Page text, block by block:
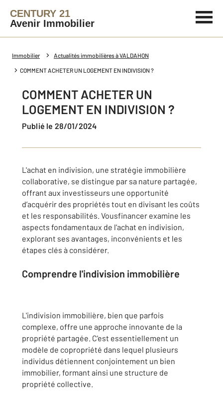
CENTURY 21
Avenir Immobilier
Immobilier Actualités immobilières à VALDAHON
COMMENT ACHETER UN LOGEMENT EN INDIVISION ?
COMMENT ACHETER UN
LOGEMENT EN INDIVISION ?
Publié le 28/01/2024
L'achat en indivision, une stratégie immobilière
collaborative, se distingue par sa nature partagée,
offrant aux investisseurs une opportunité
d’acquérir des propriétés tout en divisant les coûts
et les responsabilités. Vousfinancer examine les
aspects fondamentaux de l'achat en indivision,
explorant ses avantages, inconvénients et les
étapes clés à considérer.
Comprendre l'indivision immobilière
L'indivision immobilière, bien que parfois
complexe, offre une approche innovante de la
propriété partagée. C'est essentiellement un
modèle de copropriété dans lequel plusieurs
individus détiennent conjointement un bien
immobilier, formant ainsi une structure de
propriété collective.